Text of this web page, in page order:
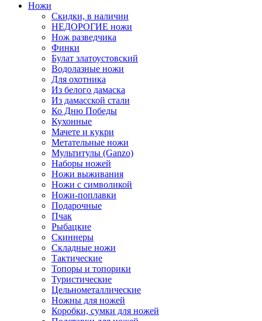
Ножи
Скидки, в наличии
НЕДОРОГИЕ ножи
Нож разведчика
Финки
Булат златоустовский
Водолазные ножи
Для охотника
Из белого дамаска
Из дамасской стали
Ко Дню Победы
Кухонные
Мачете и кукри
Метательные ножи
Мультитулы (Ganzo)
Наборы ножей
Ножи выживания
Ножи с символикой
Ножи-поплавки
Подарочные
Пчак
Рыбацкие
Скиннеры
Складные ножи
Тактические
Топоры и топорики
Туристические
Цельнометаллические
Ножны для ножей
Коробки, сумки для ножей